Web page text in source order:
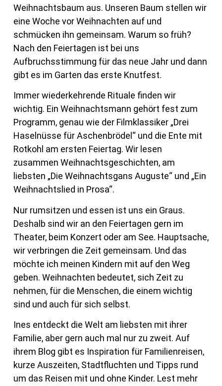
Weihnachtsbaum aus. Unseren Baum stellen wir
eine Woche vor Weihnachten auf und
schmücken ihn gemeinsam. Warum so früh?
Nach den Feiertagen ist bei uns
Aufbruchsstimmung für das neue Jahr und dann
gibt es im Garten das erste Knutfest.
Immer wiederkehrende Rituale finden wir
wichtig. Ein Weihnachtsmann gehört fest zum
Programm, genau wie der Filmklassiker „Drei
Haselnüsse für Aschenbrödel“ und die Ente mit
Rotkohl am ersten Feiertag. Wir lesen
zusammen Weihnachtsgeschichten, am
liebsten „Die Weihnachtsgans Auguste“ und „Ein
Weihnachtslied in Prosa“.
Nur rumsitzen und essen ist uns ein Graus.
Deshalb sind wir an den Feiertagen gern im
Theater, beim Konzert oder am See. Hauptsache,
wir verbringen die Zeit gemeinsam. Und das
möchte ich meinen Kindern mit auf den Weg
geben. Weihnachten bedeutet, sich Zeit zu
nehmen, für die Menschen, die einem wichtig
sind und auch für sich selbst.
Ines entdeckt die Welt am liebsten mit ihrer
Familie, aber gern auch mal nur zu zweit. Auf
ihrem Blog gibt es Inspiration für Familienreisen,
kurze Auszeiten, Stadtfluchten und Tipps rund
um das Reisen mit und ohne Kinder. Lest mehr